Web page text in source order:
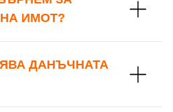
ИМОТ?
ДАНЪЧНАТА